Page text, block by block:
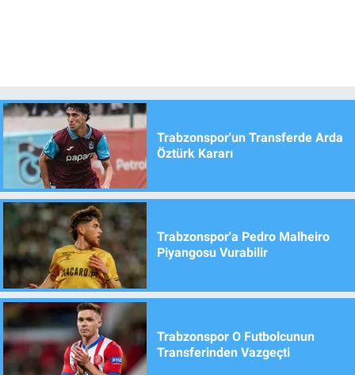
Trabzonspor'un Transferde Arda
Öztürk Kararı
Trabzonspor'a Pedro Malheiro
Piyangosu Vurabilir
Trabzonspor O Futbolcunun
Transferinden Vazgeçti